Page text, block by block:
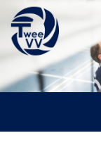
Skip to content